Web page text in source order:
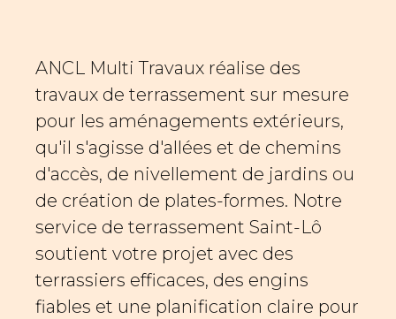
ANCL Multi Travaux réalise des
travaux de terrassement sur mesure
pour les aménagements extérieurs,
qu'il s'agisse d'allées et de chemins
d'accès, de nivellement de jardins ou
de création de plates-formes. Notre
service de terrassement Saint-Lô
soutient votre projet avec des
terrassiers efficaces, des engins
fiables et une planification claire pour